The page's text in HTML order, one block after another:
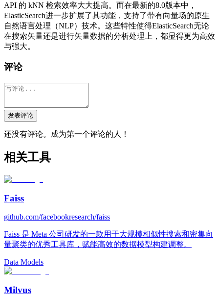
API 的 kNN 检索效率大大提高。而在最新的8.0版本中，
ElasticSearch进一步扩展了其功能，支持了带有向量场的原生
自然语言处理（NLP）技术。这些特性使得ElasticSearch无论
在搜索矢量还是进行矢量数据的分析处理上，都显得更为高效
与强大。
评论
发表评论
还没有评论。成为第一个评论的人！
相关工具
Faiss
github.com/facebookresearch/faiss
Faiss 是 Meta 公司研发的一款用于大规模相似性搜索和密集向
量聚类的优秀工具库，赋能高效的数据模型构建调整。
Data Models
Milvus